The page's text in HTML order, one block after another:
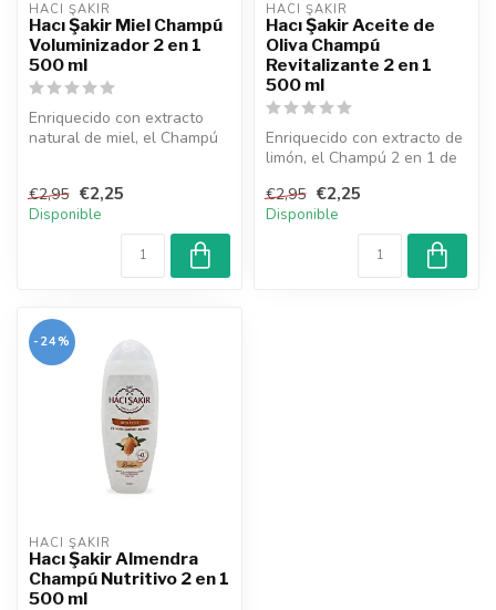
HACI ŞAKIR
Hacı Şakir Miel Champú
Voluminizador 2 en 1
500 ml
Enriquecido con extracto
natural de miel, el Champú
€2,95 €2,25
Disponible
HACI ŞAKIR
Hacı Şakir Aceite de
Oliva Champú
Revitalizante 2 en 1
500 ml
Enriquecido con extracto de
limón, el Champú 2 en 1 de
€2,95 €2,25
Disponible
-24%
HACI ŞAKIR
Hacı Şakir Almendra
Champú Nutritivo 2 en 1
500 ml